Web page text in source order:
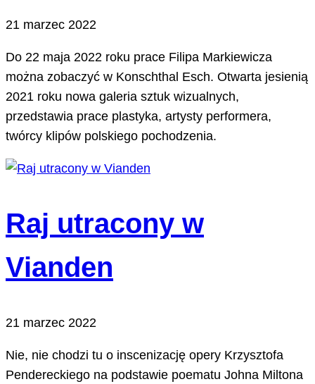
21 marzec 2022
Do 22 maja 2022 roku prace Filipa Markiewicza
można zobaczyć w Konschthal Esch. Otwarta jesienią
2021 roku nowa galeria sztuk wizualnych,
przedstawia prace plastyka, artysty performera,
twórcy klipów polskiego pochodzenia.
Raj utracony w
Vianden
21 marzec 2022
Nie, nie chodzi tu o inscenizację opery Krzysztofa
Pendereckiego na podstawie poematu Johna Miltona